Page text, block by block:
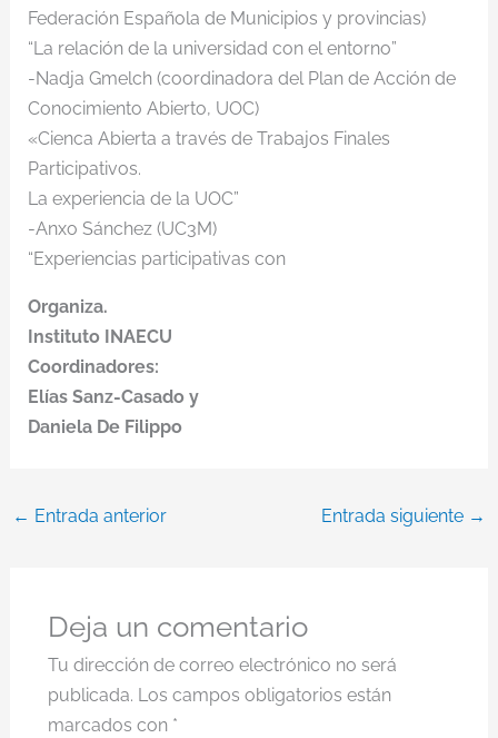
Federación Española de Municipios y provincias)
“La relación de la universidad con el entorno”
-Nadja Gmelch (coordinadora del Plan de Acción de
Conocimiento Abierto, UOC)
«Cienca Abierta a través de Trabajos Finales
Participativos.
La experiencia de la UOC”
-Anxo Sánchez (UC3M)
“Experiencias participativas con
Organiza.
Instituto INAECU
Coordinadores:
Elías Sanz-Casado y
Daniela De Filippo
← Entrada anterior Entrada siguiente →
Deja un comentario
Tu dirección de correo electrónico no será
publicada. Los campos obligatorios están
marcados con *